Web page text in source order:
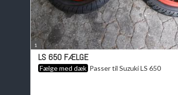
1
LS 650 FÆLGE
Fælge med dæk Passer til Suzuki LS 650